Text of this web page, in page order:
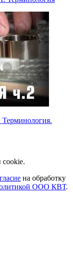
cookie.
на обработку
ООО КВТ.